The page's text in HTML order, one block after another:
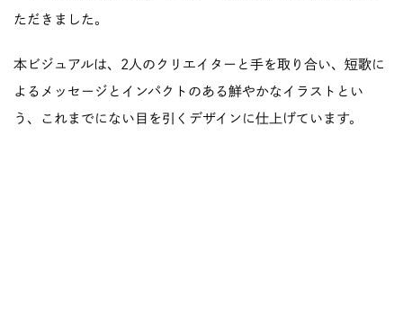
ただきました。
本ビジュアルは、2人のクリエイターと手を取り合い、短歌に
よるメッセージとインパクトのある鮮やかなイラストとい
う、これまでにない目を引くデザインに仕上げています。